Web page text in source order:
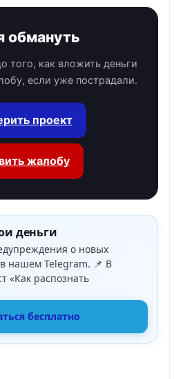
обмануть
того, как вложить деньги
если уже пострадали.
проект
жалобу
деньги
о новых
нашем Telegram. 📌 В
«Как распознать
бесплатно